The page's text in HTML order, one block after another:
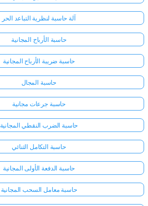
آلة حاسبة لنظرية التباعد الحر
حاسبة الأرباح المجانية
حاسبة ضريبة الأرباح المجانية
حاسبة المجال
حاسبة جرعات مجانية
حاسبة الضرب النقطي المجانية
حاسبة التكامل الثنائي
حاسبة الدفعة الأولى المجانية
حاسبة معامل السحب المجانية